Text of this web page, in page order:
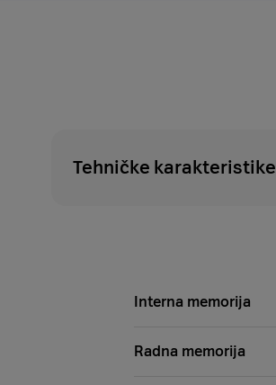
Tehničke karakteristike
Interna memorija
Radna memorija